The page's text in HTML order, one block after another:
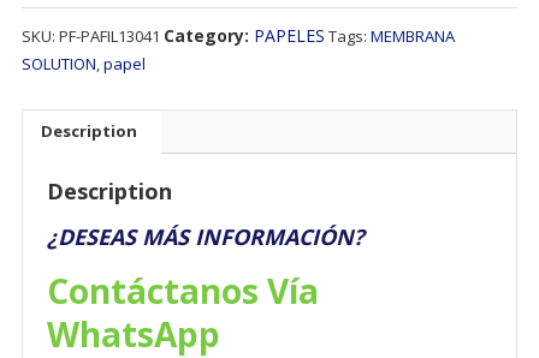
SKU: PF-PAFIL13041 Category: PAPELES Tags: MEMBRANA
SOLUTION,papel
Description
Description
¿DESEAS MÁS INFORMACIÓN?
Contáctanos Vía
WhatsApp